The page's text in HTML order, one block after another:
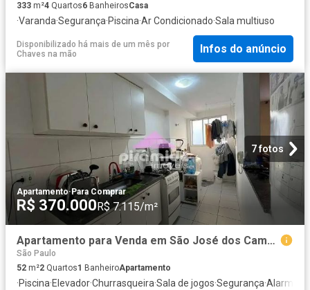
333 m²4 Quartos6 BanheirosCasa
·Varanda·Segurança·Piscina·Ar Condicionado·Sala multiuso
Disponibilizado há mais de um mês por
Chaves na mão
Infos do anúncio
7 fotos
Apartamento·Para Comprar
R$ 370.000R$ 7.115/m²
Apartamento para Venda em São José dos Campos/SP Parque Industrial 2 Quartos
São Paulo
52 m²2 Quartos1 BanheiroApartamento
·Piscina·Elevador·Churrasqueira·Sala de jogos·Segurança·Alarme